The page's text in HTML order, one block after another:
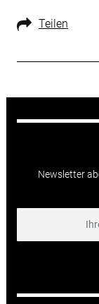
Teilen
Newsletter